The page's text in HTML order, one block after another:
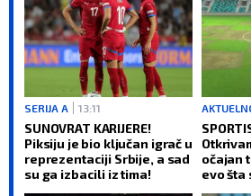
SERIJA A 13:11
SUNOVRAT KARIJERE!
Piksiju je bio ključan igrač u
reprezentaciji Srbije, a sad
su ga izbacili iz tima!
očajan
evo šta